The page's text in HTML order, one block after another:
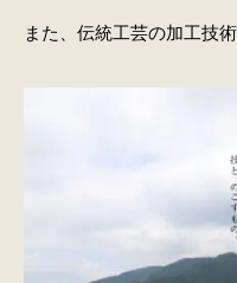
また、伝統工芸の加工技